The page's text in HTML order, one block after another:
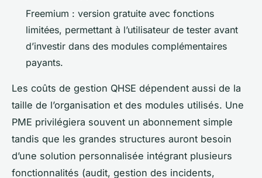
Freemium : version gratuite avec fonctions
limitées, permettant à l’utilisateur de tester avant
d’investir dans des modules complémentaires
payants.
Les coûts de gestion QHSE dépendent aussi de la
taille de l’organisation et des modules utilisés. Une
PME privilégiera souvent un abonnement simple
tandis que les grandes structures auront besoin
d’une solution personnalisée intégrant plusieurs
fonctionnalités (audit, gestion des incidents,